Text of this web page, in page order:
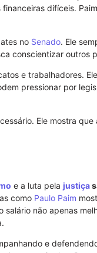
difíceis.
no Senado. Ele
conscientizar outros
e trabalhadores.
pressionar por
Ele mostra que
e a luta pela justiça
como Paulo Paim
salário não apenas
e